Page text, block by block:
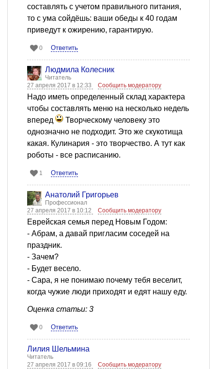
составлять с учетом правильного питания,
то с ума сойдёшь: ваши обеды к 40 годам
приведут к ожирению, гарантирую.
0 Ответить
Людмила Колесник
Читатель
27 апреля 2017 в 12:33
Сообщить модератору
Надо иметь определенный склад характера
чтобы составлять меню на несколько недель
вперед
Творческому человеку это
однозначно не подходит. Это же скукотища
какая. Кулинария - это творчество. А тут как
роботы - все расписанию.
1 Ответить
Анатолий Григорьев
Профессионал
27 апреля 2017 в 10:12
Сообщить модератору
Еврейская семья перед Новым Годом:
- Абрам, а давай пригласим соседей на
праздник.
- Зачем?
- Будет весело.
- Сара, я не понимаю почему тебя веселит,
когда чужие люди приходят и едят нашу еду.
Оценка статьи: 3
0 Ответить
Лилия Шельмина
Читатель
27 апреля 2017 в 09:16
Сообщить модератору